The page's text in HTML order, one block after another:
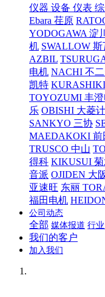
仪器 设备 仪表
Ebara 荏原
YODOGAWA 淀
机 SWALLOW 斯
AZBIL
电机 NACHI 不
凯特
TOYOZUMI 丰
乐 OBISHI 大菱
SANKYO 三协
MAEDAKOKI 前
TRUSCO 中山
得科 KIKUSUI 菊
音派 OJIDEN 大
亚速旺 东丽
福田电机
公司动态
全部 媒体报道 行
我们的客户
加入我们